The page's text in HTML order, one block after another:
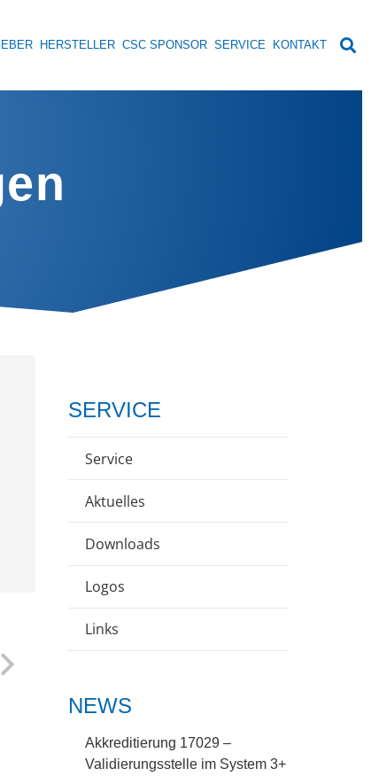
HERSTELLER CSC SPONSOR SERVICE KONTAKT
SERVICE
Service
Aktuelles
Downloads
Logos
Links
NEWS
Akkreditierung 17029 –
Validierungsstelle im System 3+